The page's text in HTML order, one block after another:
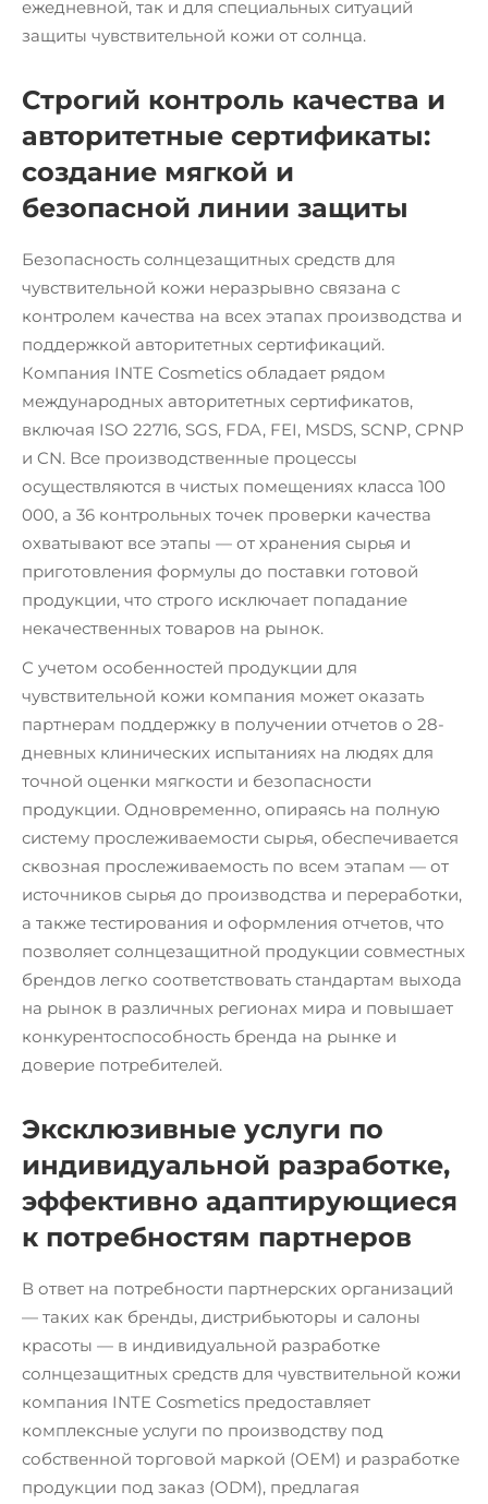
ежедневной, так и для специальных ситуаций
защиты чувствительной кожи от солнца.
Строгий контроль качества и
авторитетные сертификаты:
создание мягкой и
безопасной линии защиты
Безопасность солнцезащитных средств для
чувствительной кожи неразрывно связана с
контролем качества на всех этапах производства и
поддержкой авторитетных сертификаций.
Компания INTE Cosmetics обладает рядом
международных авторитетных сертификатов,
включая ISO 22716, SGS, FDA, FEI, MSDS, SCNP, CPNP
и CN. Все производственные процессы
осуществляются в чистых помещениях класса 100
000, а 36 контрольных точек проверки качества
охватывают все этапы — от хранения сырья и
приготовления формулы до поставки готовой
продукции, что строго исключает попадание
некачественных товаров на рынок.
С учетом особенностей продукции для
чувствительной кожи компания может оказать
партнерам поддержку в получении отчетов о 28-
дневных клинических испытаниях на людях для
точной оценки мягкости и безопасности
продукции. Одновременно, опираясь на полную
систему прослеживаемости сырья, обеспечивается
сквозная прослеживаемость по всем этапам — от
источников сырья до производства и переработки,
а также тестирования и оформления отчетов, что
позволяет солнцезащитной продукции совместных
брендов легко соответствовать стандартам выхода
на рынок в различных регионах мира и повышает
конкурентоспособность бренда на рынке и
доверие потребителей.
Эксклюзивные услуги по
индивидуальной разработке,
эффективно адаптирующиеся
к потребностям партнеров
В ответ на потребности партнерских организаций
— таких как бренды, дистрибьюторы и салоны
красоты — в индивидуальной разработке
солнцезащитных средств для чувствительной кожи
компания INTE Cosmetics предоставляет
комплексные услуги по производству под
собственной торговой маркой (OEM) и разработке
продукции под заказ (ODM), предлагая